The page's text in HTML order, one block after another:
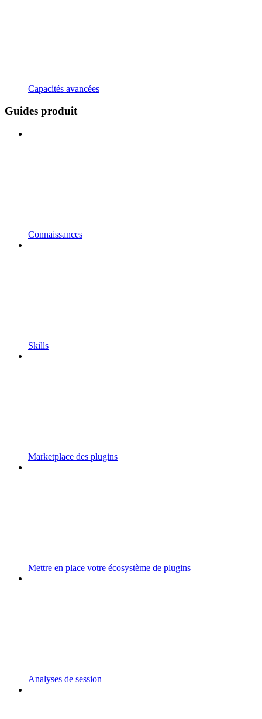
Capacités avancées
Guides produit
Connaissances
Skills
Marketplace des plugins
Mettre en place votre écosystème de plugins
Analyses de session